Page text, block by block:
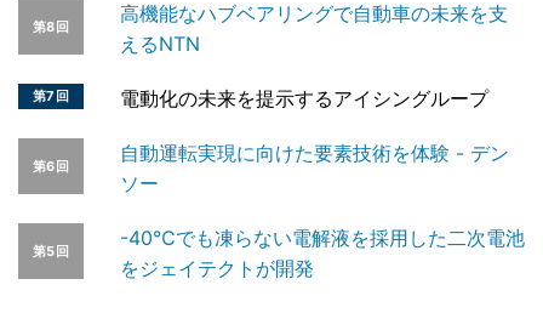
第8回
高機能なハブベアリングで自動車の未来を支
えるNTN
第7回 電動化の未来を提示するアイシングループ
第6回
自動運転実現に向けた要素技術を体験 - デン
ソー
第5回
-40℃でも凍らない電解液を採用した二次電池
をジェイテクトが開発